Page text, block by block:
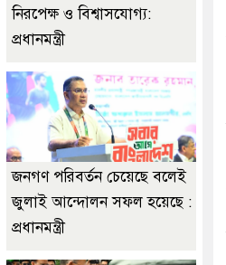
নিরপেক্ষ ও বিশ্বাসযোগ্য:
প্রধানমন্ত্রী
জনগণ পরিবর্তন চেয়েছে বলেই
জুলাই আন্দোলন সফল হয়েছে :
প্রধানমন্ত্রী